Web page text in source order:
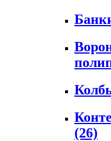
(26)